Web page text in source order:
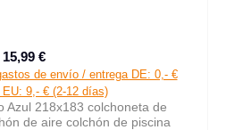
Precio de venta:
15,99 €
de envío / entrega DE: 0,- €
9,- € (2-12 días)
Azul 218x183 colchoneta de
de aire colchón de piscina